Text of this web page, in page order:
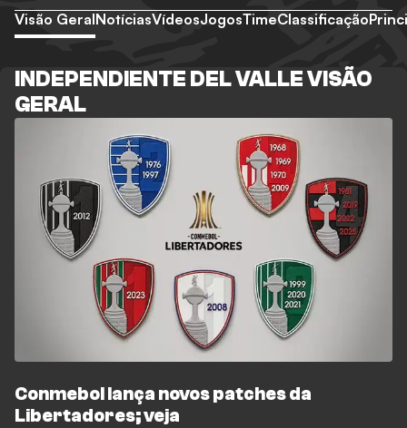
Visão GeralNotíciasVídeosJogosTimeClassificação
INDEPENDIENTE DEL VALLE VISÃO
GERAL
Conmebol lança novos patches da
Libertadores; veja